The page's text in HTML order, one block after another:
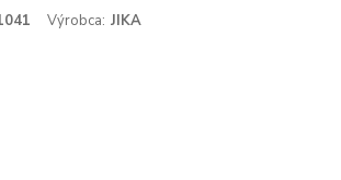
Výrobca: JIKA